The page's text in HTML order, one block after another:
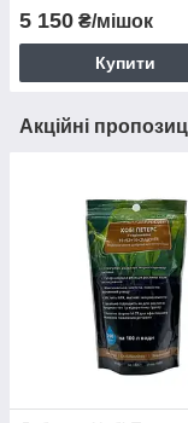
забарвлення) 15 кг
5 150 ₴/мішок
Купити
Акційні